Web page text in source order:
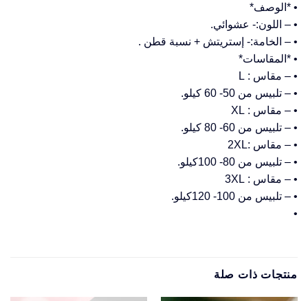
• *الوصف*
• – اللون:- عشوائي.
• – الخامة:- إستريتش + نسبة قطن .
• *المقاسات*
• – مقاس : L
• – تلبيس من 50- 60 كيلو.
• – مقاس : XL
• – تلبيس من 60- 80 كيلو.
• – مقاس :2XL
• – تلبيس من 80- 100كيلو.
• – مقاس : 3XL
• – تلبيس من 100- 120كيلو.
•
منتجات ذات صلة